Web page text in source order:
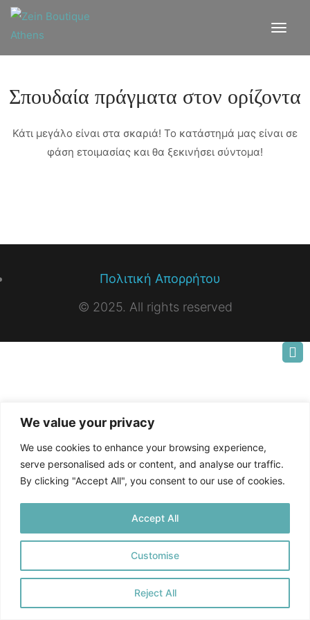
We value your privacy
We use cookies to enhance your browsing experience,
serve personalised ads or content, and analyse our traffic.
By clicking "Accept All", you consent to our use of cookies.
Customise
Reject All
Accept All
Σπουδαία πράγματα στον ορίζοντα
Κάτι μεγάλο είναι στα σκαριά! Το κατάστημά μας είναι σε
φάση ετοιμασίας και θα ξεκινήσει σύντομα!
Πολιτική Απορρήτου
© 2025. All rights reserved